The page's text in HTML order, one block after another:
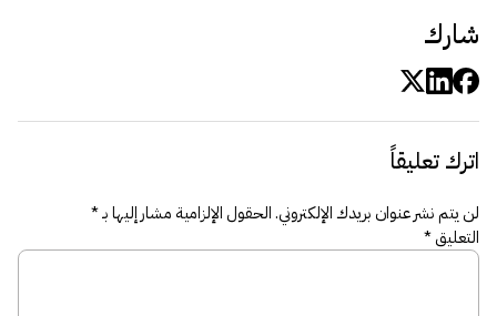
شارك
اترك تعليقاً
لن يتم نشر عنوان بريدك الإلكتروني.الحقول الإلزامية مشار إليها بـ*
التعليق*